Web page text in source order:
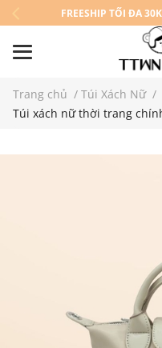
FREESHIP TỐI ĐA
Trang chủ / Túi Xách Nữ /
Túi xách nữ thời trang